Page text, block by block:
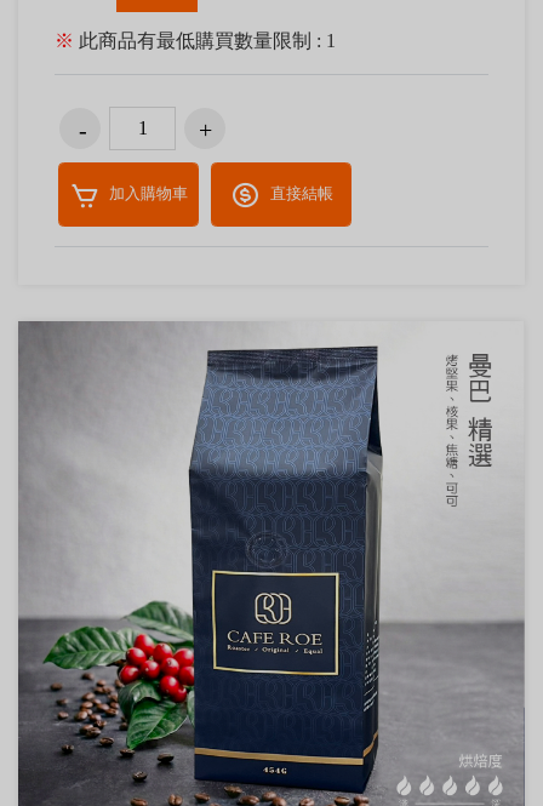
※ 此商品有最低購買數量限制 : 1
加入購物車 直接結帳